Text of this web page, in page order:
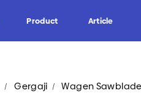
Product Article
Gergaji Wagen Sawblade